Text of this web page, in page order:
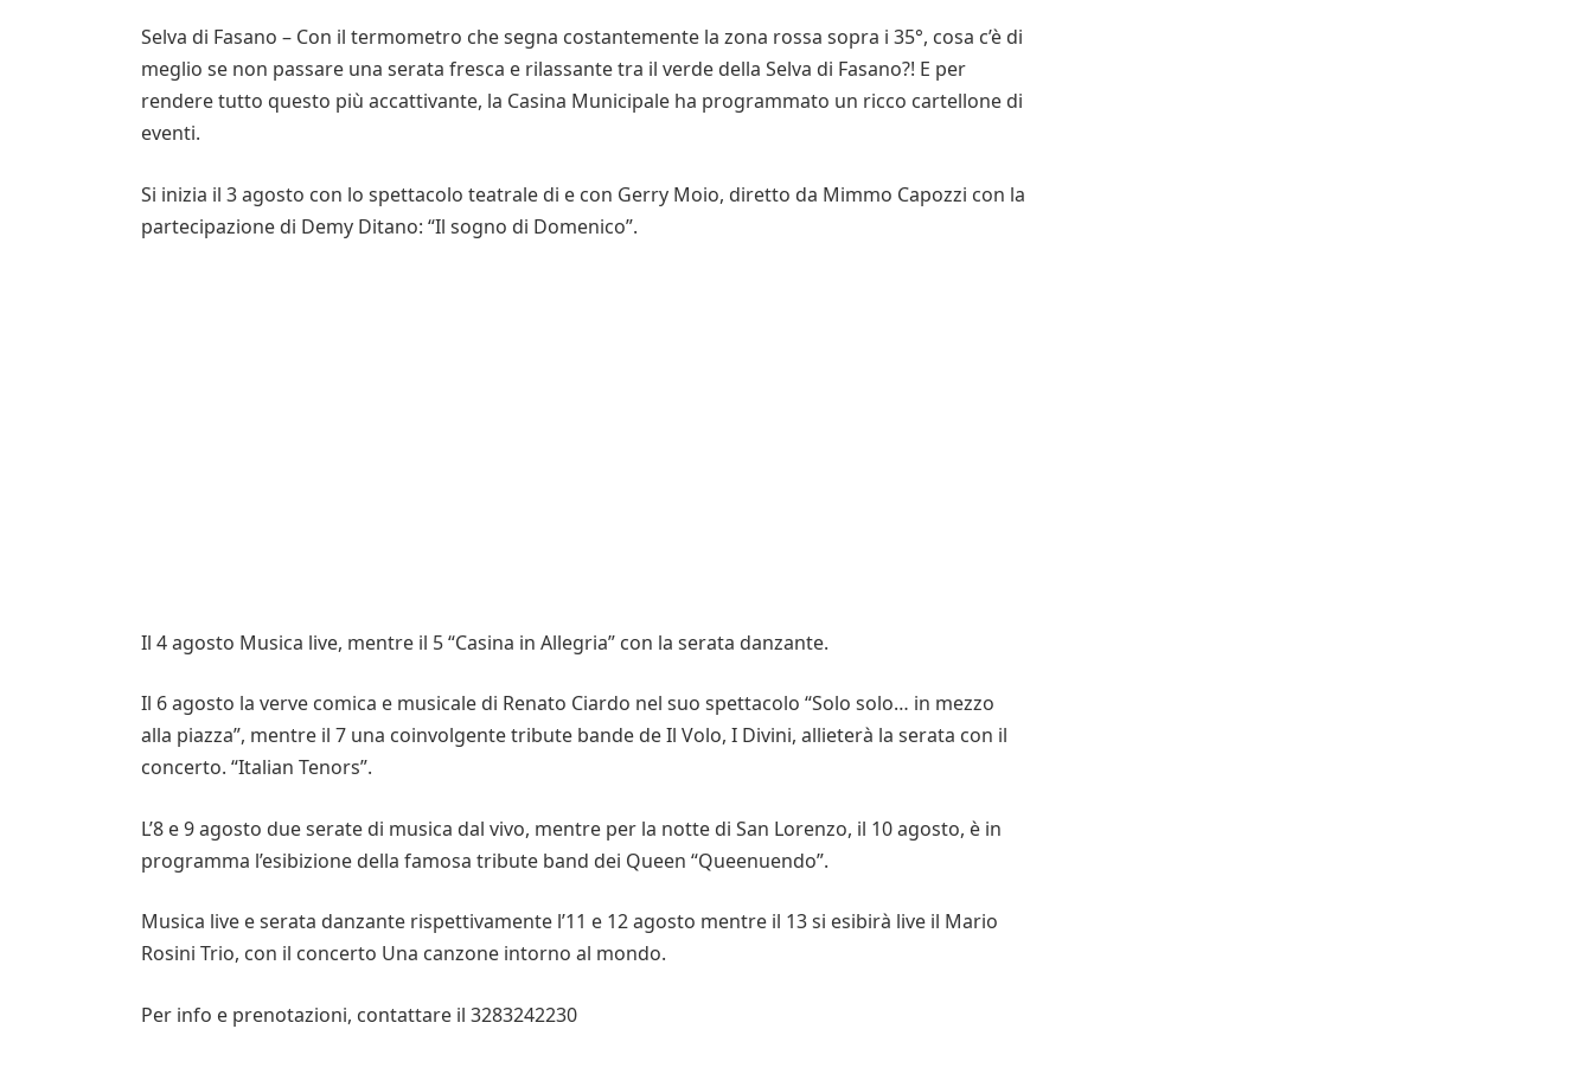
Selva di Fasano – Con il termometro che segna costantemente la zona rossa sopra i 35°, cosa c’è di
meglio se non passare una serata fresca e rilassante tra il verde della Selva di Fasano?! E per
rendere tutto questo più accattivante, la Casina Municipale ha programmato un ricco cartellone di
eventi.
Si inizia il 3 agosto con lo spettacolo teatrale di e con Gerry Moio, diretto da Mimmo Capozzi con la
partecipazione di Demy Ditano: “Il sogno di Domenico”.
Il 4 agosto Musica live, mentre il 5 “Casina in Allegria” con la serata danzante.
Il 6 agosto la verve comica e musicale di Renato Ciardo nel suo spettacolo “Solo solo… in mezzo
alla piazza”, mentre il 7 una coinvolgente tribute bande de Il Volo, I Divini, allieterà la serata con il
concerto. “Italian Tenors”.
L’8 e 9 agosto due serate di musica dal vivo, mentre per la notte di San Lorenzo, il 10 agosto, è in
programma l’esibizione della famosa tribute band dei Queen “Queenuendo”.
Musica live e serata danzante rispettivamente l’11 e 12 agosto mentre il 13 si esibirà live il Mario
Rosini Trio, con il concerto Una canzone intorno al mondo.
Per info e prenotazioni, contattare il 3283242230